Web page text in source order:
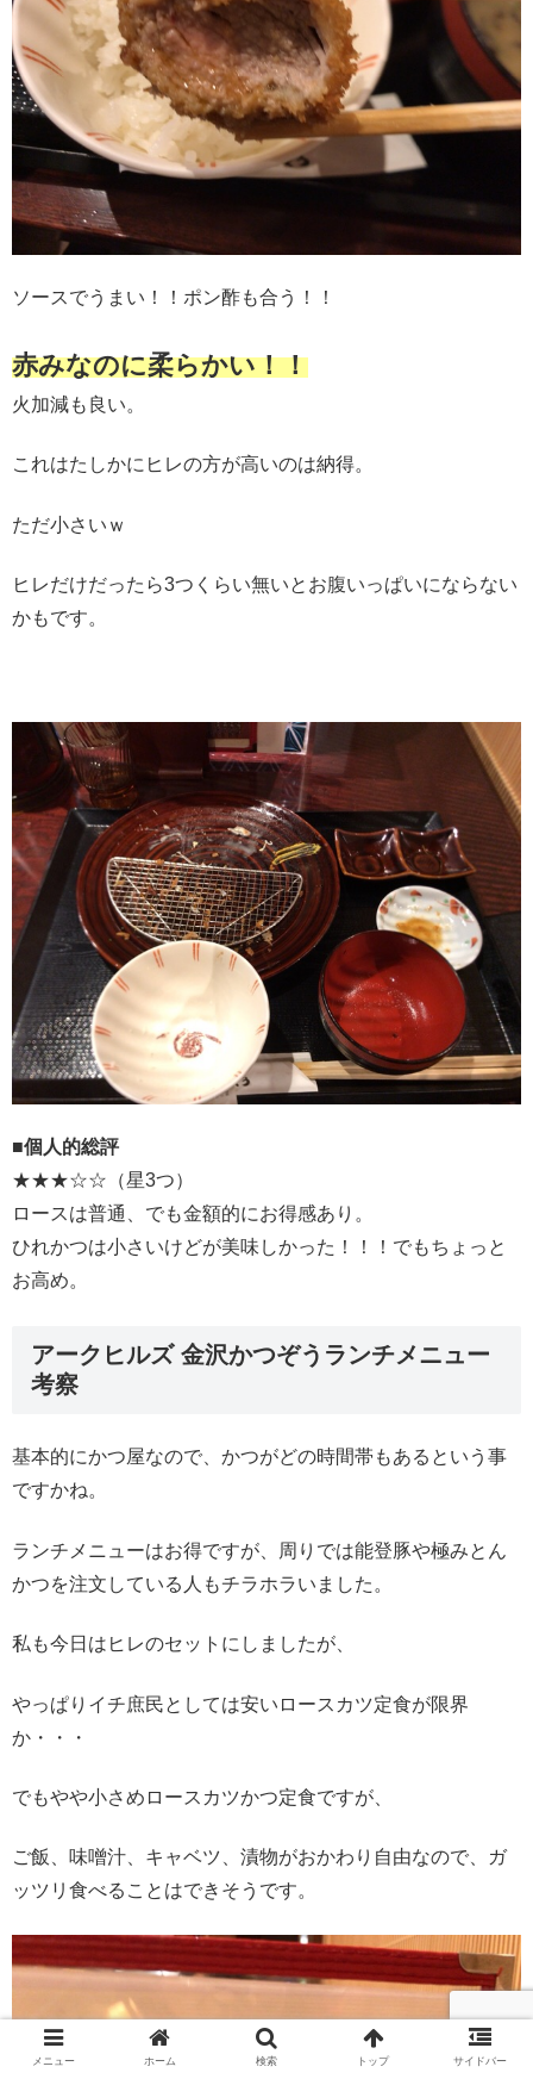
ソースでうまい！！ポン酢も合う！！
赤みなのに柔らかい！！
火加減も良い。
これはたしかにヒレの方が高いのは納得。
ただ小さいｗ
ヒレだけだったら3つくらい無いとお腹いっぱいにならない
かもです。
■個人的総評
★★★☆☆（星3つ）
ロースは普通、でも金額的にお得感あり。
ひれかつは小さいけどが美味しかった！！！でもちょっと
お高め。
アークヒルズ 金沢かつぞうランチメニュー
考察
基本的にかつ屋なので、かつがどの時間帯もあるという事
ですかね。
ランチメニューはお得ですが、周りでは能登豚や極みとん
かつを注文している人もチラホラいました。
私も今日はヒレのセットにしましたが、
やっぱりイチ庶民としては安いロースカツ定食が限界
か・・・
でもやや小さめロースカツかつ定食ですが、
ご飯、味噌汁、キャベツ、漬物がおかわり自由なので、ガ
ッツリ食べることはできそうです。
メニュー ホーム 検索 トップ サイドバー